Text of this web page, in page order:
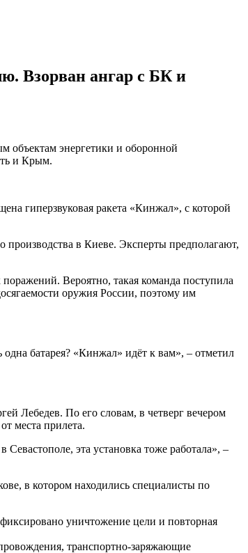
Взорван ангар с БК и
объектам энергетики и оборонной
и Крым.
гиперзвуковая ракета «Кинжал», с которой
в Киеве. Эксперты предполагают,
Вероятно, такая команда поступила
оружия России, поэтому им
батарея? «Кинжал» идёт к вам», – отметил
Лебедев. По его словам, в четверг вечером
места прилета.
эта установка тоже работала», –
в котором находились специалисты по
уничтожение цели и повторная
транспортно-заряжающие